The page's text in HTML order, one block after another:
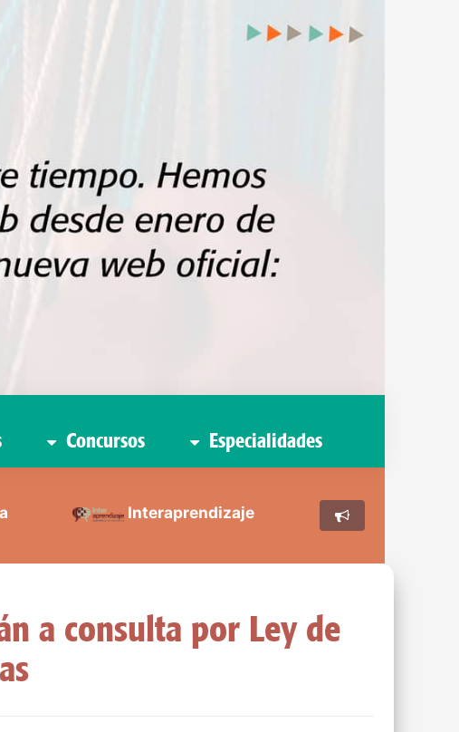
Concursos Especialidades
Interaprendizaje
a consulta por Ley de